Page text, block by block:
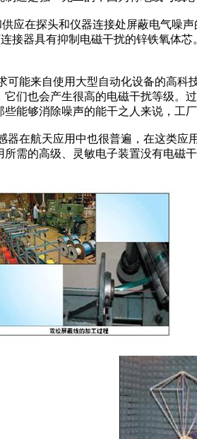
应在探头和仪器连接处屏蔽电气噪
接器具有抑制电磁干扰的锌铁氧体
可能来自使用大型自动化设备的高
它们也会产生很高的电磁干扰等级。
些能够消除噪声的能干之人来说，工
器在航天应用中也很普遍，在这类
所需的高级、灵敏电子装置没有电磁